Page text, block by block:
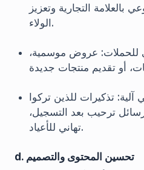
بالعلامة التجارية وتعزيز
الولاء.
للحملات: عروض موسمية،
آلية: تذكيرات للذين تركوا
ترحيب بعد التسجيل،
تهاني للأعياد.
d. تحسين المحتوى والتصميم